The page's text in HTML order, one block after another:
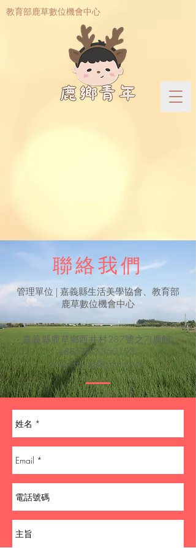
​教育部鹿草數位機會中心
聯絡我們
​管理單位 | 嘉義縣生活美學協會、教育部
鹿草數位機會中心
- 嘉義縣鹿草鄉西井村287號之7(鹿館) -
+886933-360193
lsgreatthing@gmail.com